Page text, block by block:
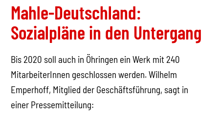
Mahle-Deutschland:
Sozialpläne in den Untergang
Bis 2020 soll auch in Öhringen ein Werk mit 240
MitarbeiterInnen geschlossen werden. Wilhelm
Emperhoff, Mitglied der Geschäftsführung, sagt in
einer Pressemitteilung: